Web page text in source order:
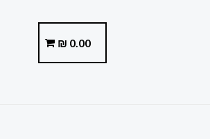
0.00
₪